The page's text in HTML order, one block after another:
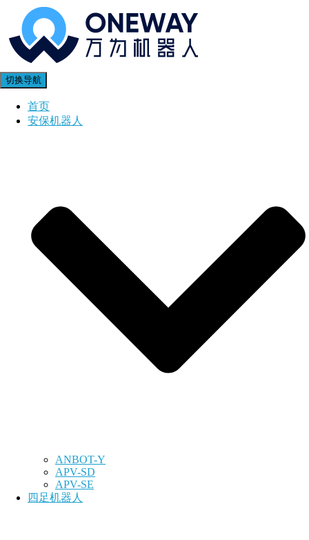
切换导航
首页
安保机器人
ANBOT-Y
APV-SD
APV-SE
四足机器人